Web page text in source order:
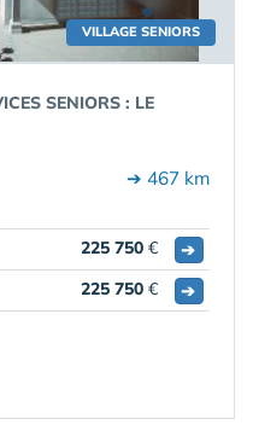
VILLAGE SENIORS
SENIORS : LE
➔ 467 km
225 750 €
➔
225 750 € ➔